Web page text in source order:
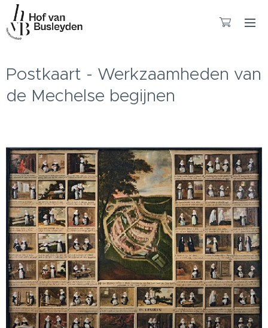
Postkaart - Werkzaamheden van
de Mechelse begijnen